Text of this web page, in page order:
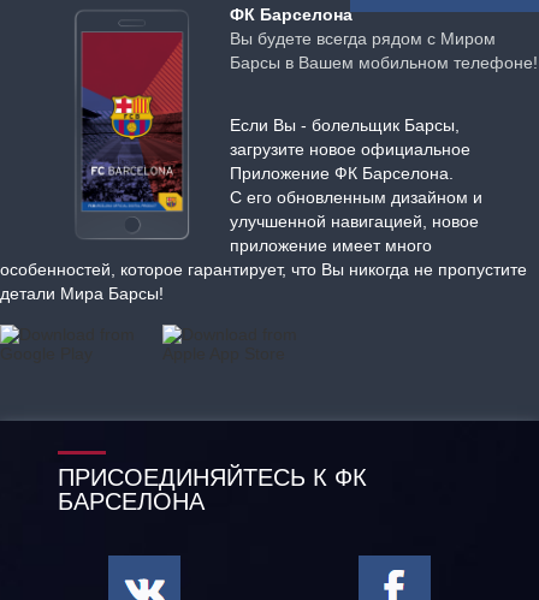
ФК Барселона
Вы будете всегда рядом с Миром
Барсы в Вашем мобильном телефоне!
Если Вы - болельщик Барсы,
загрузите новое официальное
Приложение ФК Барселона.
С его обновленным дизайном и
улучшенной навигацией, новое
приложение имеет много
особенностей, которое гарантирует, что Вы никогда не пропустите
детали Мира Барсы!
ПРИСОЕДИНЯЙТЕСЬ К ФК
БАРСЕЛОНА